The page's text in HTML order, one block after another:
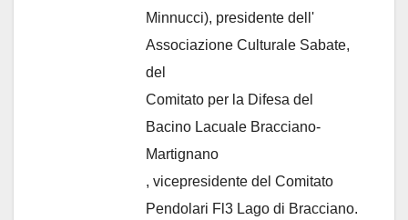
Minnucci), presidente dell'
Associazione Culturale Sabate,
del
Comitato per la Difesa del
Bacino Lacuale Bracciano-
Martignano
, vicepresidente del Comitato
Pendolari Fl3 Lago di Bracciano.